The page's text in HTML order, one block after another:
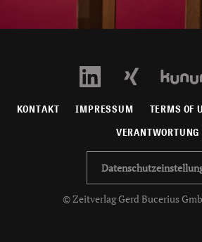
KONTAKT IMPRESSUM TERMS OF
VERANTWORTUNG
© Zeitverlag Gerd Bucerius